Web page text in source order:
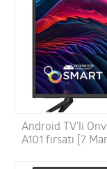
Android TV’li
A101 fırsatı [7